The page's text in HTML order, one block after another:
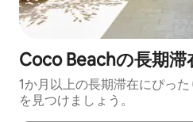
Coco Beachの長期滞
1か月以上の長期滞在にぴっ
を見つけましょう。